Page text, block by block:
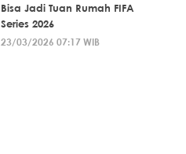
Bisa Jadi Tuan Rumah FIFA
Series 2026
23/03/2026 07:17 WIB